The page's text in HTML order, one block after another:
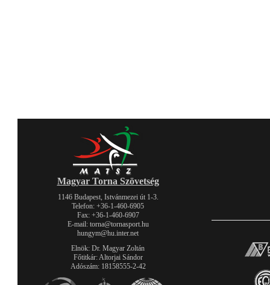
Magyar Torna Szövetség
1146 Budapest, Istvánmezei út 1-3.
Telefon: +36-1-460-6905
Fax: +36-1-460-6907
E-mail: torna@tornasport.hu
hungym@hu.inter.net
Elnök: Dr. Magyar Zoltán
Főtitkár: Altorjai Sándor
Adószám: 18158555-2-42